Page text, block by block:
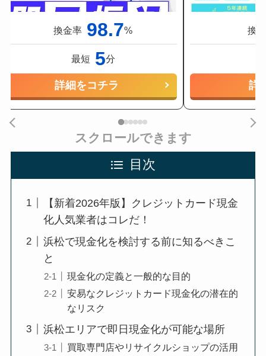
換金率 98.7%
最短 5分
詳細をコチラ
換
詳
スクロールできます
目次
【新着2026年版】クレジットカード現金
化人気業者はコレだ！
浜松で現金化を検討する前に知るべきこ
と
現金化の定義と一般的な目的
安易なクレジットカード現金化の潜在的
なリスク
浜松エリアで即日現金化が可能な場所
買取専門店やリサイクルショップの活用